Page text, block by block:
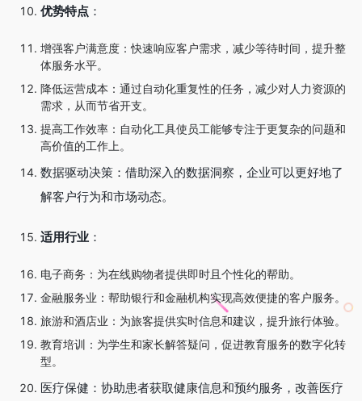
优势特点 ：
增强客户满意度：快速响应客户需求，减少等待时间，提升整
体服务水平。
降低运营成本：通过自动化重复性的任务，减少对人力资源的
需求，从而节省开支。
提高工作效率：自动化工具使员工能够专注于更复杂的问题和
高价值的工作上。
数据驱动决策：借助深入的数据洞察，企业可以更好地了
解客户行为和市场动态。
适用行业 ：
电子商务：为在线购物者提供即时且个性化的帮助。
金融服务业：帮助银行和金融机构实现高效便捷的客户服务。
旅游和酒店业：为旅客提供实时信息和建议，提升旅行体验。
教育培训：为学生和家长解答疑问，促进教育服务的数字化转
型。
医疗保健：协助患者获取健康信息和预约服务，改善医疗